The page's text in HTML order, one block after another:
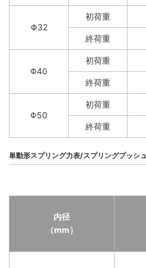
Φ32
初荷重
終荷重
Φ40
初荷重
終荷重
Φ50
初荷重
終荷重
単動形スプリング力表/スプリングプッシュ
内径
（mm）